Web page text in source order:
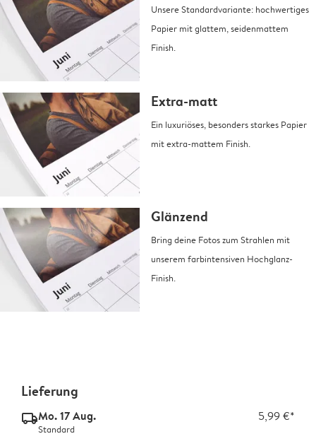
Unsere Standardvariante: hochwertiges
Papier mit glattem, seidenmattem
Finish.
Extra-matt
Ein luxuriöses, besonders starkes Papier
mit extra-mattem Finish.
Glänzend
Bring deine Fotos zum Strahlen mit
unserem farbintensiven Hochglanz-
Finish.
Lieferung
delivery_standard_v2Mo. 17 Aug. 5,99 €*
Standard